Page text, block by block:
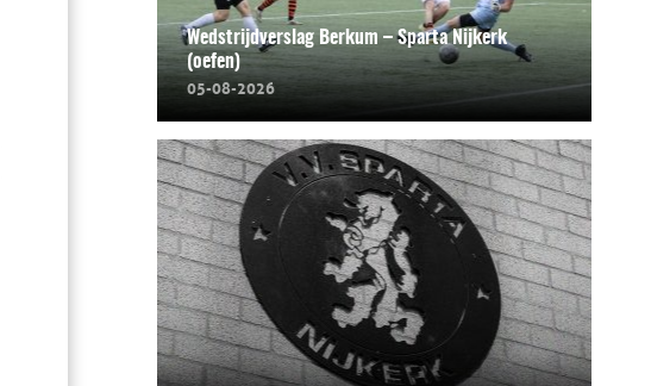
Wedstrijdverslag Berkum – Sparta Nijkerk
(oefen)
05-08-2026